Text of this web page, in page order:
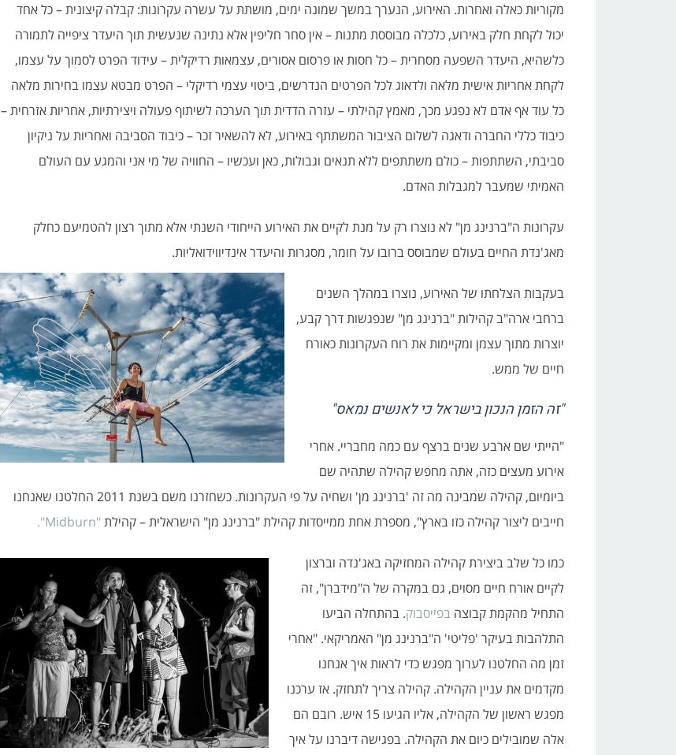
מקוריות כאלה ואחרות. האירוע, הנערך במשך שמונה ימים, מושתת על עשרה עקרונות: קבלה קיצונית – כל אחד
יכול לקחת חלק באירוע, כלכלה מבוססת מתנות – אין סחר חליפין אלא נתינה שנעשית תוך היעדר ציפייה לתמורה
כלשהיא, היעדר השפעה מסחרית – כל חסות או פרסום אסורים, עצמאות רדיקלית – עידוד הפרט לסמוך על עצמו,
לקחת אחריות אישית מלאה ולדאוג לכל הפרטים הנדרשים, ביטוי עצמי רדיקלי – הפרט מבטא עצמו בחירות מלאה
כל עוד אף אדם לא נפגע מכך, מאמץ קהילתי – עזרה הדדית תוך הערכה לשיתוף פעולה ויצירתיות, אחריות אזרחית –
כיבוד כללי החברה ודאגה לשלום הציבור המשתתף באירוע, לא להשאיר זכר – כיבוד הסביבה ואחריות על ניקיון
סביבתי, השתתפות – כולם משתתפים ללא תנאים וגבולות, כאן ועכשיו – החוויה של מי אני והמגע עם העולם
האמיתי שמעבר למגבלות האדם.
עקרונות ה"ברנינג מן" לא נוצרו רק על מנת לקיים את האירוע הייחודי השנתי אלא מתוך רצון להטמיעם כחלק
מאג'נדת החיים בעולם שמבוסס ברובו על חומר, מסגרות והיעדר אינדיווידואליות.
בעקבות הצלחתו של האירוע, נוצרו במהלך השנים
ברחבי ארה"ב קהילות "ברנינג מן" שנפגשות דרך קבע,
יוצרות מתוך עצמן ומקיימות את רוח העקרונות כאורח
חיים של ממש.
"זה הזמן הנכון בישראל כי לאנשים נמאס"
"הייתי שם ארבע שנים ברצף עם כמה מחבריי. אחרי
אירוע מעצים כזה, אתה מחפש קהילה שתהיה שם
ביומיום, קהילה שמבינה מה זה 'ברנינג מן' ושחיה על פי העקרונות. כשחזרנו משם בשנת 2011 החלטנו שאנחנו
חייבים ליצור קהילה כזו בארץ", מספרת אחת ממייסדות קהילת "ברנינג מן" הישראלית – קהילת"Midburn".
כמו כל שלב ביצירת קהילה המחזיקה באג'נדה וברצון
לקיים אורח חיים מסוים, גם במקרה של ה"מידברן", זה
התחיל מהקמת קבוצה בפייסבוק. בהתחלה הביעו
התלהבות בעיקר 'פליטי' ה"ברנינג מן" האמריקאי. "אחרי
זמן מה החלטנו לערוך מפגש כדי לראות איך אנחנו
מקדמים את עניין הקהילה. קהילה צריך לתחזק. אז ערכנו
מפגש ראשון של הקהילה, אליו הגיעו 15 איש. רובם הם
אלה שמובילים כיום את הקהילה. בפגישה דיברנו על איך